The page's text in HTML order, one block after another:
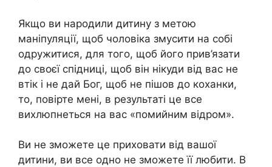
Якщо ви народили дитину з метою
маніпуляції, щоб чоловіка змусити на собі
одружитися, для того, щоб його прив’язати
до своєї спідниці, щоб він нікуди від вас не
втік і не дай Бог, щоб не пішов до коханки,
то, повірте мені, в результаті це все
вихлюпнеться на вас «помийним відром».
Ви не зможете це приховати від вашої
дитини, ви все одно не зможете її любити. В